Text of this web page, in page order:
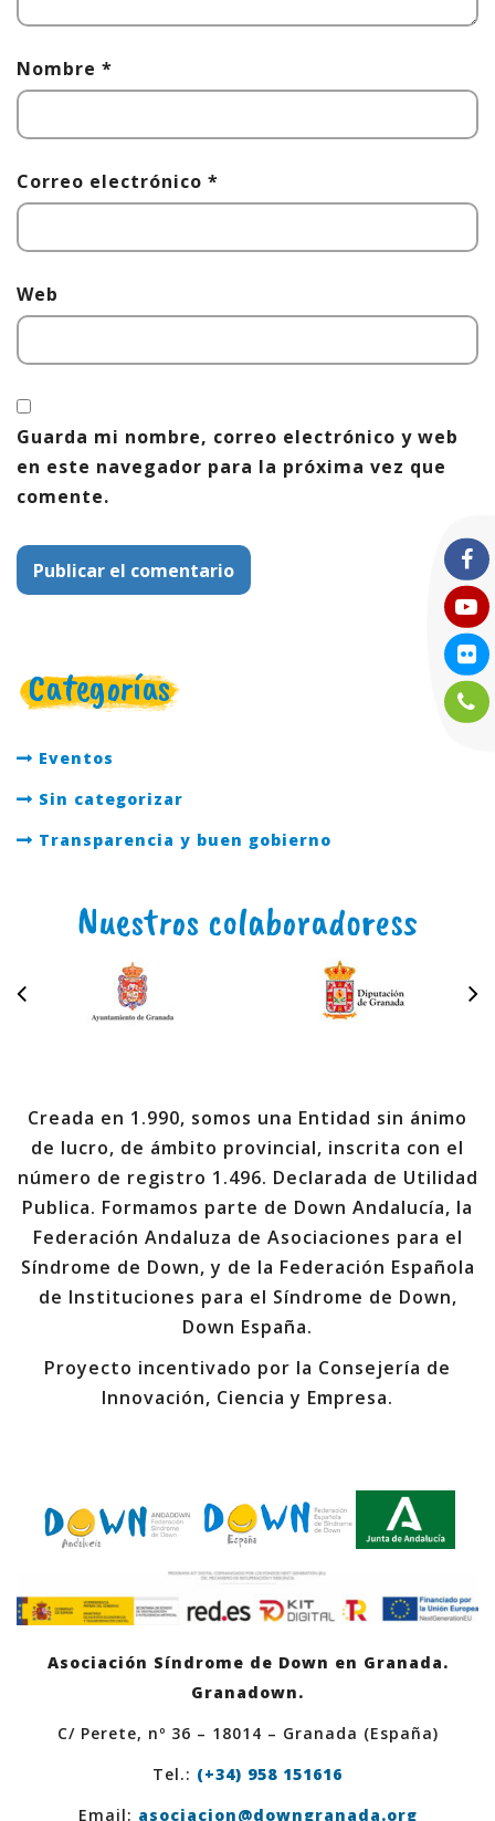
Nombre *
Correo electrónico *
Web
Guarda mi nombre, correo electrónico y web
en este navegador para la próxima vez que
comente.
Categorías
Eventos
Sin categorizar
Transparencia y buen gobierno
Nuestros colaboradoress
Creada en 1.990, somos una Entidad sin ánimo
de lucro, de ámbito provincial, inscrita con el
número de registro 1.496. Declarada de Utilidad
Publica. Formamos parte de Down Andalucía, la
Federación Andaluza de Asociaciones para el
Síndrome de Down, y de la Federación Española
de Instituciones para el Síndrome de Down,
Down España.
Proyecto incentivado por la Consejería de
Innovación, Ciencia y Empresa.
Asociación Síndrome de Down en Granada.
Granadown.
C/ Perete, nº 36 – 18014 – Granada (España)
Tel.: (+34) 958 151616
Email: asociacion@downgranada.org